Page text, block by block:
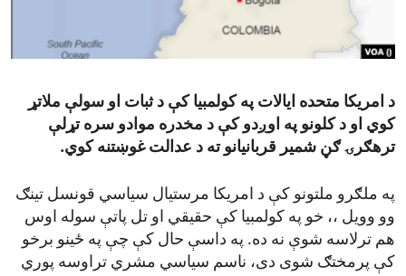
ENVIRONMENT AND HEALTH
IDEALS AND INSTITUTIONS
د امریکا متحده ایالات په کولمبیا کې د ثبات او سولې ملاتړ
کوي او د کلونو په اوږدو کې د مخدره موادو سره تړلې
ترهګرۍ ګڼ شمیر قربانیانو ته د عدالت غوښتنه کوي.
په ملګرو ملتونو کې د امریکا مرستیال سیاسي قونسل تینګ
وو وویل ،، خو په کولمبیا کې حقیقي او تل پاتې سوله اوس
هم ترلاسه شوې نه ده. په داسې حال کې چې په ځینو برخو
کې پرمختګ شوی دی، ناسم سیاسي مشري تراوسه پوري